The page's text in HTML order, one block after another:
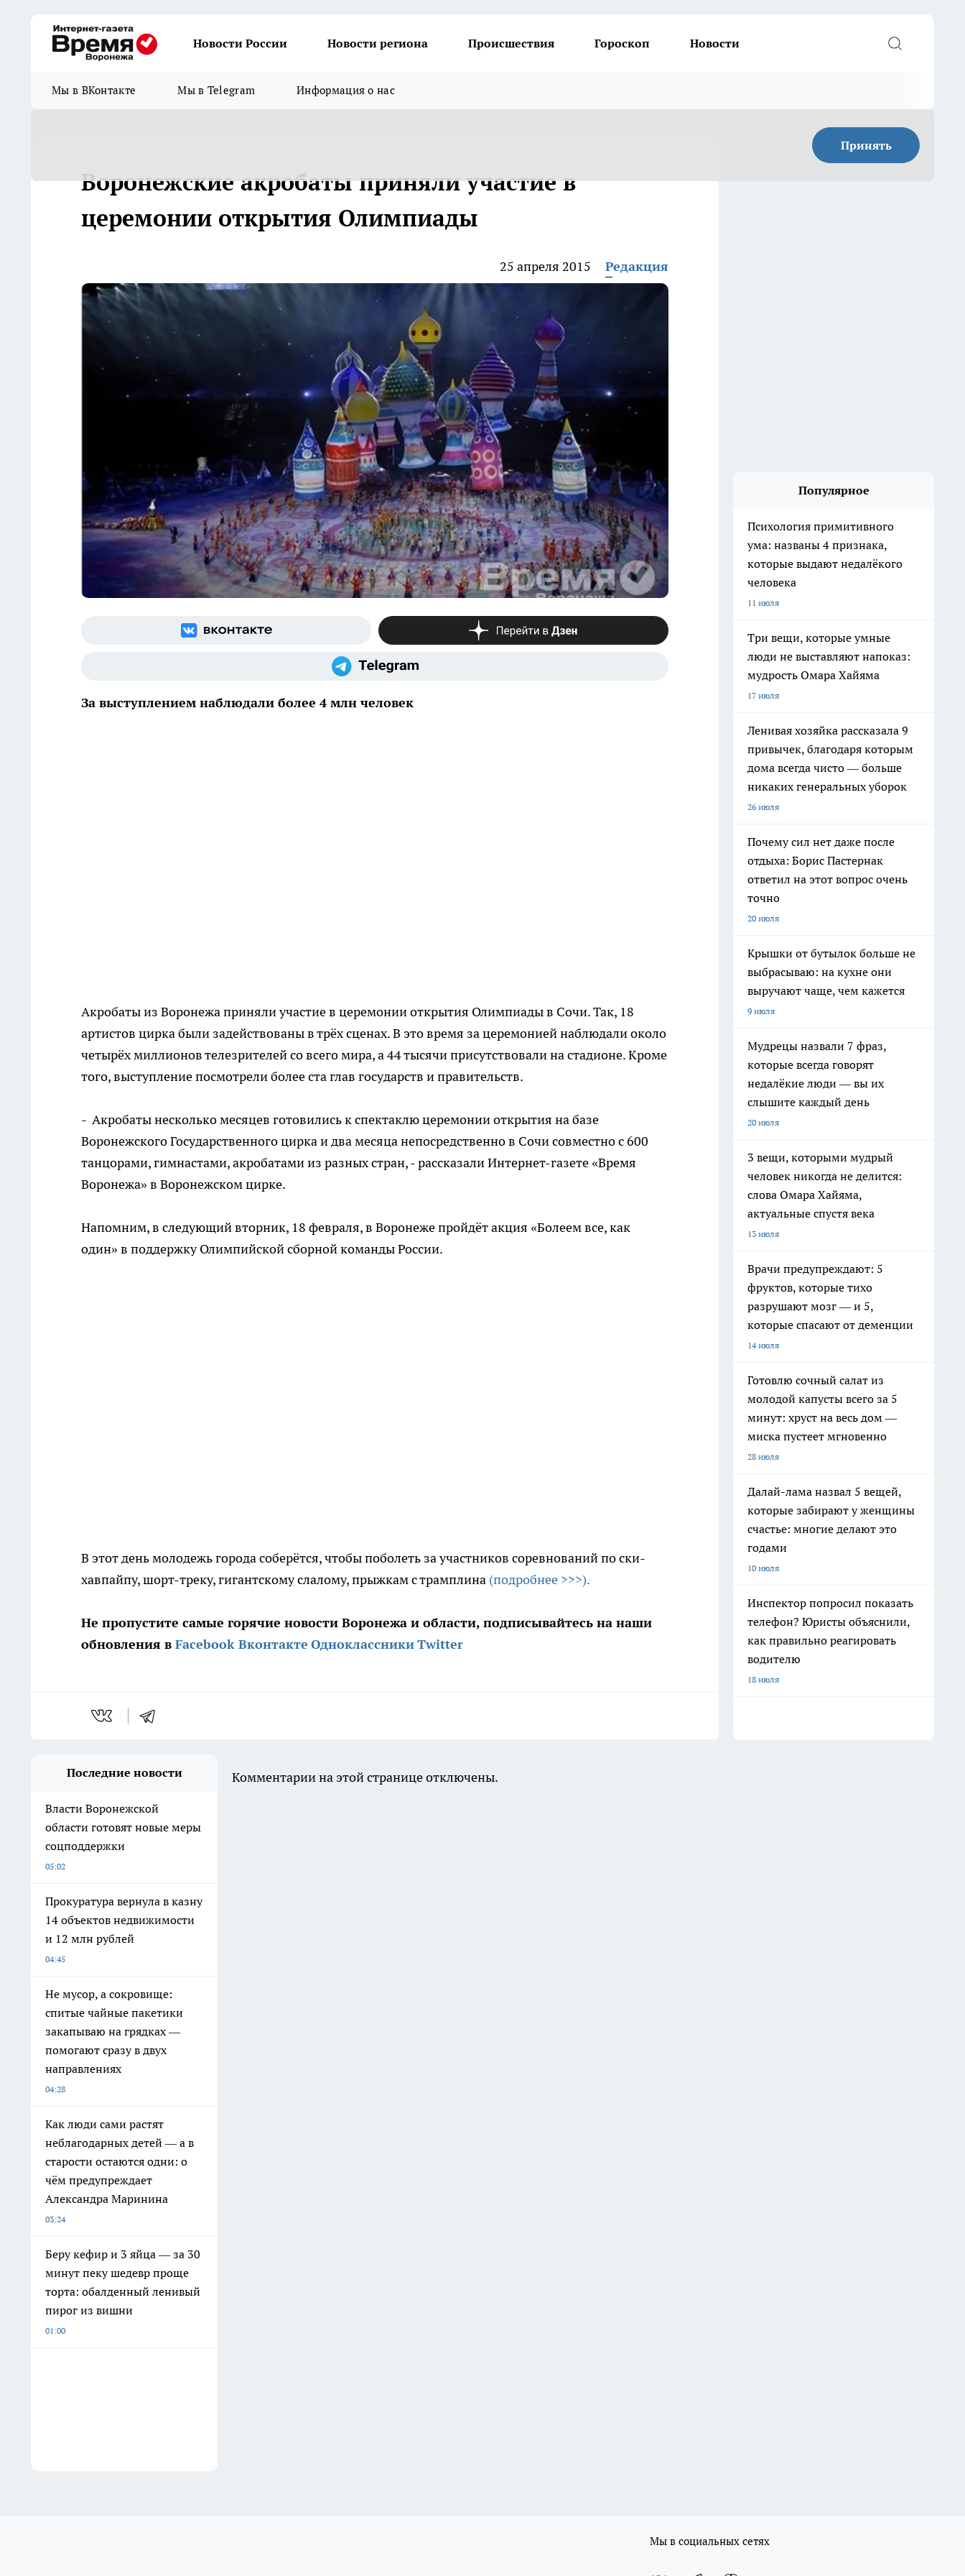
Новости России Новости региона Происшествия Гороскоп Новости
Мы в ВКонтакте Мы в Telegram Информация о нас
Принять
Воронежские акробаты приняли участие в
церемонии открытия Олимпиады
25 апреля 2015 Редакция
За выступлением наблюдали более 4 млн человек
Акробаты из Воронежа приняли участие в церемонии открытия Олимпиады в Сочи. Так, 18
артистов цирка были задействованы в трёх сценах. В это время за церемонией наблюдали около
четырёх миллионов телезрителей со всего мира, а 44 тысячи присутствовали на стадионе. Кроме
того, выступление посмотрели более ста глав государств и правительств.
- Акробаты несколько месяцев готовились к спектаклю церемонии открытия на базе
Воронежского Государственного цирка и два месяца непосредственно в Сочи совместно с 600
танцорами, гимнастами, акробатами из разных стран, - рассказали Интернет-газете «Время
Воронежа» в Воронежском цирке.
Напомним, в следующий вторник, 18 февраля, в Воронеже пройдёт акция «Болеем все, как
один» в поддержку Олимпийской сборной команды России.
В этот день молодежь города соберётся, чтобы поболеть за участников соревнований по ски-
хавпайпу, шорт-треку, гигантскому слалому, прыжкам с трамплина (подробнее >>>).
Не пропустите самые горячие новости Воронежа и области, подписывайтесь на наши
обновления в Facebook Вконтакте ОдноклассникиTwitter
Популярное
Психология примитивного
ума: названы 4 признака,
которые выдают недалёкого
человека
11 июля
Три вещи, которые умные
люди не выставляют напоказ:
мудрость Омара Хайяма
17 июля
Ленивая хозяйка рассказала 9
привычек, благодаря которым
дома всегда чисто — больше
никаких генеральных уборок
26 июля
Почему сил нет даже после
отдыха: Борис Пастернак
ответил на этот вопрос очень
точно
20 июля
Крышки от бутылок больше не
выбрасываю: на кухне они
выручают чаще, чем кажется
9 июля
Мудрецы назвали 7 фраз,
которые всегда говорят
недалёкие люди — вы их
слышите каждый день
20 июля
3 вещи, которыми мудрый
человек никогда не делится:
слова Омара Хайяма,
актуальные спустя века
13 июля
Врачи предупреждают: 5
фруктов, которые тихо
разрушают мозг — и 5,
которые спасают от деменции
14 июля
Готовлю сочный салат из
молодой капусты всего за 5
минут: хруст на весь дом —
миска пустеет мгновенно
28 июля
Далай-лама назвал 5 вещей,
которые забирают у женщины
счастье: многие делают это
годами
10 июля
Инспектор попросил показать
телефон? Юристы объяснили,
как правильно реагировать
водителю
18 июля
Последние новости
Власти Воронежской
области готовят новые меры
соцподдержки
05:02
Прокуратура вернула в казну
14 объектов недвижимости
и 12 млн рублей
04:45
Не мусор, а сокровище:
спитые чайные пакетики
закапываю на грядках —
помогают сразу в двух
направлениях
04:28
Как люди сами растят
неблагодарных детей — а в
старости остаются одни: о
чём предупреждает
Александра Маринина
03:24
Беру кефир и 3 яйца — за 30
минут пеку шедевр проще
торта: обалденный ленивый
пирог из вишни
01:00
Комментарии на этой странице отключены.
Мы в социальных сетях